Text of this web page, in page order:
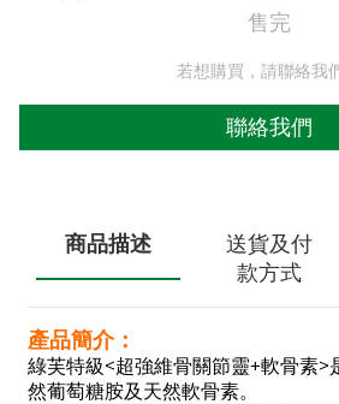
售完
若想購買，請聯絡我們
聯絡我們
商品描述
送貨及付
款方式
產品簡介：
綠芙特級<超強維骨關節靈+軟骨素>
然葡萄糖胺及天然軟骨素。